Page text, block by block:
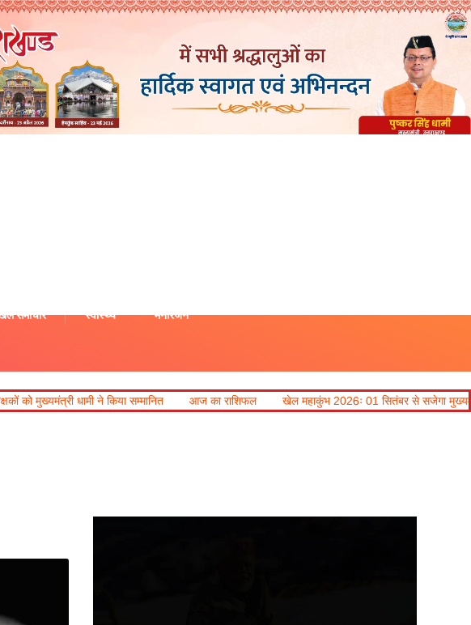
समाचार स्वास्थ्य मनोरंजन
सम्मानित आज का राशिफल खेल महाकुंभ 2026ः 01 सितंबर से सजेगा मुख्यमंत्री चौम्पियनशिप ट्रॉफी